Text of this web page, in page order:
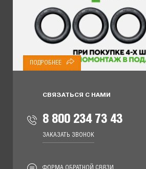
ПОДРОБНЕЕ
СВЯЗАТЬСЯ С НАМИ
8 800 234 73 43
ЗАКАЗАТЬ ЗВОНОК
ФОРМА ОБРАТНОЙ СВЯЗИ